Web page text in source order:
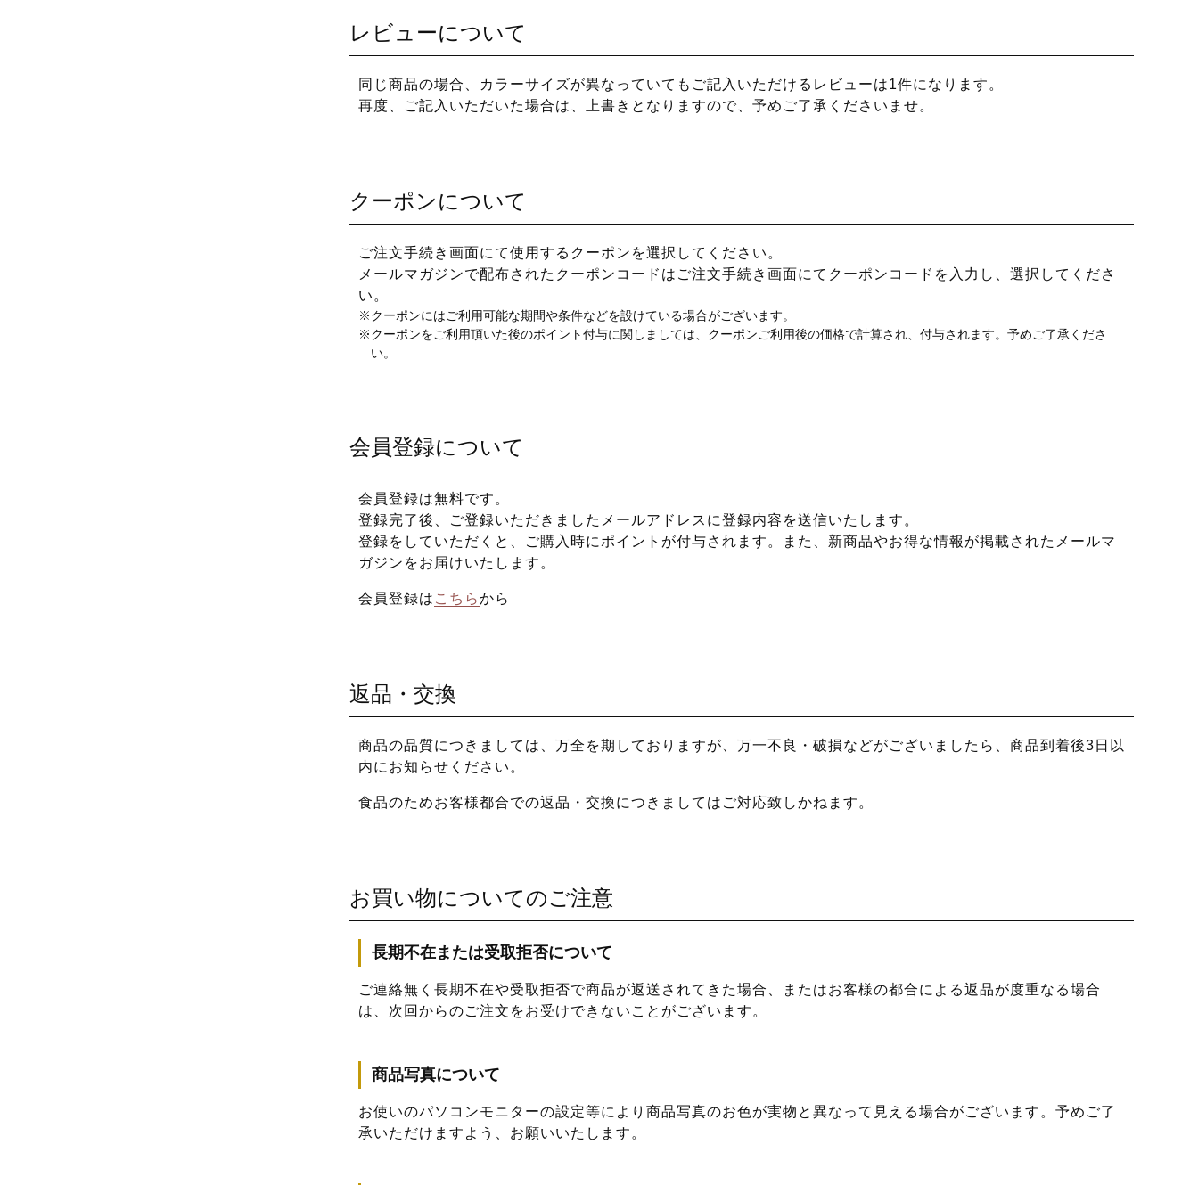
レビューについて
同じ商品の場合、カラーサイズが異なっていてもご記入いただけるレビューは1件になります。
再度、ご記入いただいた場合は、上書きとなりますので、予めご了承くださいませ。
クーポンについて
ご注文手続き画面にて使用するクーポンを選択してください。
メールマガジンで配布されたクーポンコードはご注文手続き画面にてクーポンコードを入力し、選択してくださ
い。
クーポンにはご利用可能な期間や条件などを設けている場合がございます。
クーポンをご利用頂いた後のポイント付与に関しましては、クーポンご利用後の価格で計算され、付与されます。予めご了承くださ
い。
会員登録について
会員登録は無料です。
登録完了後、ご登録いただきましたメールアドレスに登録内容を送信いたします。
登録をしていただくと、ご購入時にポイントが付与されます。また、新商品やお得な情報が掲載されたメールマ
ガジンをお届けいたします。
会員登録は こちらから
返品・交換
商品の品質につきましては、万全を期しておりますが、万一不良・破損などがございましたら、商品到着後3日以
内にお知らせください。
食品のためお客様都合での返品・交換につきましてはご対応致しかねます。
お買い物についてのご注意
長期不在または受取拒否について
ご連絡無く長期不在や受取拒否で商品が返送されてきた場合、またはお客様の都合による返品が度重なる場合
は、次回からのご注文をお受けできないことがございます。
商品写真について
お使いのパソコンモニターの設定等により商品写真のお色が実物と異なって見える場合がございます。予めご了
承いただけますよう、お願いいたします。